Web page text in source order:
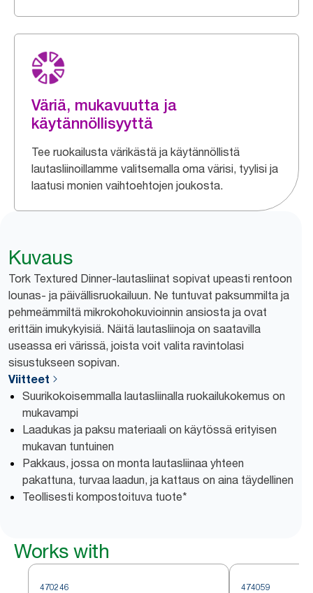
Väriä, mukavuutta ja
käytännöllisyyttä
Tee ruokailusta värikästä ja käytännöllistä
lautasliinoillamme valitsemalla oma värisi, tyylisi ja
laatusi monien vaihtoehtojen joukosta.
Kuvaus
Tork Textured Dinner-lautasliinat sopivat upeasti rentoon
lounas- ja päivällisruokailuun. Ne tuntuvat paksummilta ja
pehmeämmiltä mikrokohokuvioinnin ansiosta ja ovat
erittäin imukykyisiä. Näitä lautasliinoja on saatavilla
useassa eri värissä, joista voit valita ravintolasi
sisustukseen sopivan.
Viitteet
Suurikokoisemmalla lautasliinalla ruokailukokemus on
mukavampi
Laadukas ja paksu materiaali on käytössä erityisen
mukavan tuntuinen
Pakkaus, jossa on monta lautasliinaa yhteen
pakattuna, turvaa laadun, ja kattaus on aina täydellinen
Teollisesti kompostoituva tuote*
Works with
470246 474059